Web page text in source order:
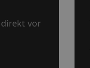
vor